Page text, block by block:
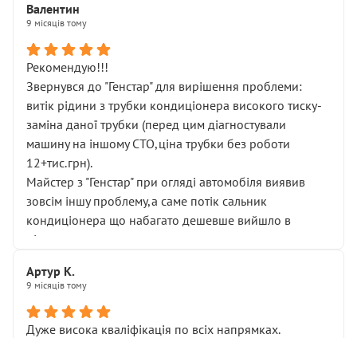
Валентин
9 місяців тому
Рекомендую!!!
Звернувся до "Генстар" для вирішення проблеми:
витік рідини з трубки кондиціонера високого тиску-
заміна даної трубки (перед цим діагностували
машину на іншому СТО,ціна трубки без роботи
12+тис.грн).
Майстер з "Генстар" при огляді автомобіля виявив
зовсім іншу проблему,а саме потік сальник
кондиціонера що набагато дешевше вийшло в
підсумку.
Артур К.
9 місяців тому
Дуже висока кваліфікація по всіх напрямках.